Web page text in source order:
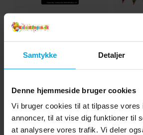
Samtykke Detaljer
Denne hjemmeside bruger cookies
Vi bruger cookies til at tilpasse vores
annoncer, til at vise dig funktioner til
at analysere vores trafik. Vi deler
Camelion Batterier AAA
4 stk
4.5
☆
4 ☆